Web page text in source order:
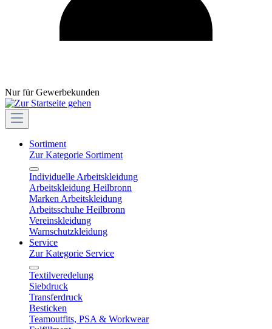
Nur für Gewerbekunden
Sortiment
Zur Kategorie Sortiment
Individuelle Arbeitskleidung
Arbeitskleidung Heilbronn
Marken Arbeitskleidung
Arbeitsschuhe Heilbronn
Vereinskleidung
Warnschutzkleidung
Service
Zur Kategorie Service
Textilveredelung
Siebdruck
Transferdruck
Besticken
Teamoutfits, PSA & Workwear